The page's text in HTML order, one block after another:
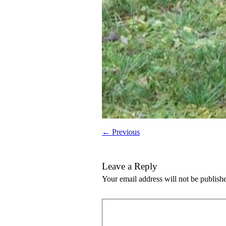
← Previous
Leave a Reply
Your email address will not be